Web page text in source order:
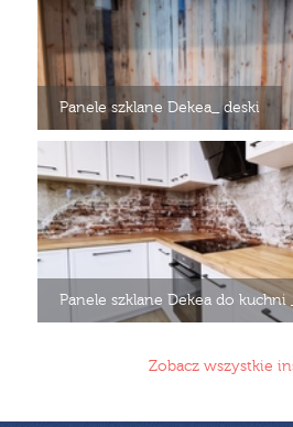
Panele szklane Dekea_ deski
Panele szklane Dekea do kuchni
Zobacz wszystkie